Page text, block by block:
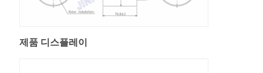
제품 디스플레이